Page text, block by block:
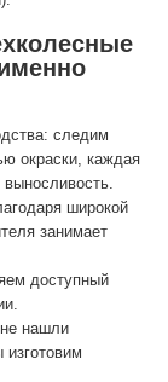
следим
окраски, каждая
широкой
занимает
доступный
нашли